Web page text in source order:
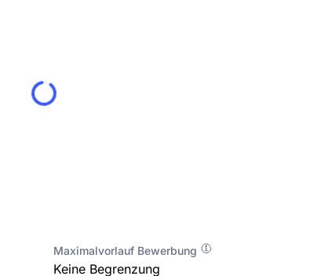
Maximalvorlauf Bewerbung
Keine Begrenzung